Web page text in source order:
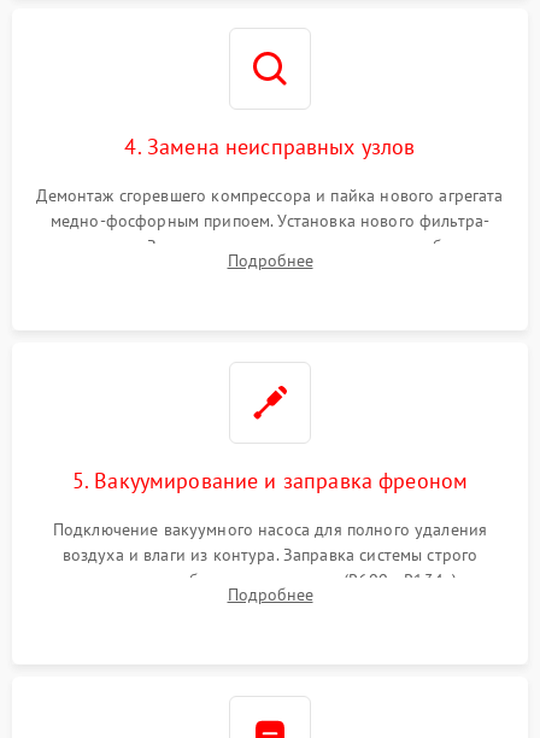
4. Замена неисправных узлов
Демонтаж сгоревшего компрессора и пайка нового агрегата
медно-фосфорным припоем. Установка нового фильтра-
осушителя. Замена изношенных вентиляторов обдува,
сломанных заслонок или поврежденных дверных петель.
Подробнее
5. Вакуумирование и заправка фреоном
Подключение вакуумного насоса для полного удаления
воздуха и влаги из контура. Заправка системы строго
дозированным объемом хладагента (R600a, R134a) по
электронным весам. Контроль рабочего давления в системе.
Подробнее